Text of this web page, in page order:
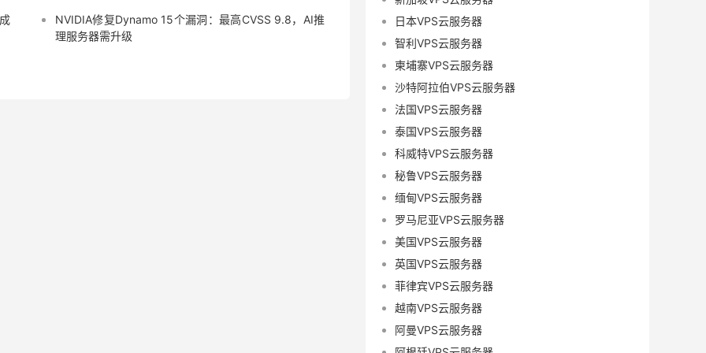
NVIDIA修复Dynamo 15个漏洞：最高CVSS 9.8，AI推
理服务器需升级
日本VPS云服务器
智利VPS云服务器
柬埔寨VPS云服务器
沙特阿拉伯VPS云服务器
法国VPS云服务器
泰国VPS云服务器
科威特VPS云服务器
秘鲁VPS云服务器
缅甸VPS云服务器
罗马尼亚VPS云服务器
美国VPS云服务器
英国VPS云服务器
菲律宾VPS云服务器
越南VPS云服务器
阿曼VPS云服务器